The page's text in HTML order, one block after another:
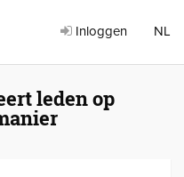
Inloggen NL
leden op